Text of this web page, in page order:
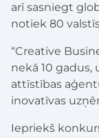
arī sasniegt
notiek 80
“Creative
nekā 10
attīstības
inovatīvas
Iepriekš